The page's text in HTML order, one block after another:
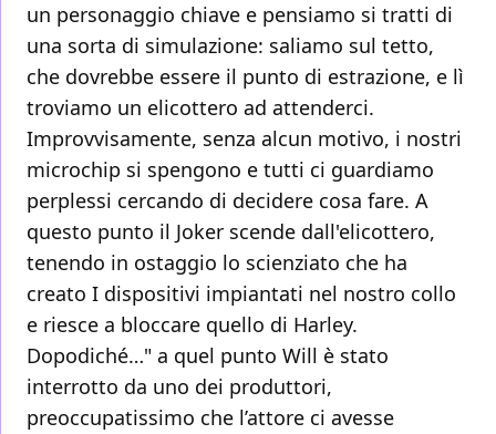
un personaggio chiave e pensiamo si tratti di
una sorta di simulazione: saliamo sul tetto,
che dovrebbe essere il punto di estrazione, e lì
troviamo un elicottero ad attenderci.
Improvvisamente, senza alcun motivo, i nostri
microchip si spengono e tutti ci guardiamo
perplessi cercando di decidere cosa fare. A
questo punto il Joker scende dall'elicottero,
tenendo in ostaggio lo scienziato che ha
creato I dispositivi impiantati nel nostro collo
e riesce a bloccare quello di Harley.
Dopodiché…" a quel punto Will è stato
interrotto da uno dei produttori,
preoccupatissimo che l’attore ci avesse